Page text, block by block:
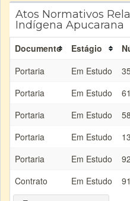
Atos Normativos
Indígena Apucarana
Documento Estágio
Portaria
Em Estudo
Portaria
Em Estudo
Portaria
Em Estudo
Portaria
Em Estudo
Portaria
Em Estudo
Contrato
Em Estudo